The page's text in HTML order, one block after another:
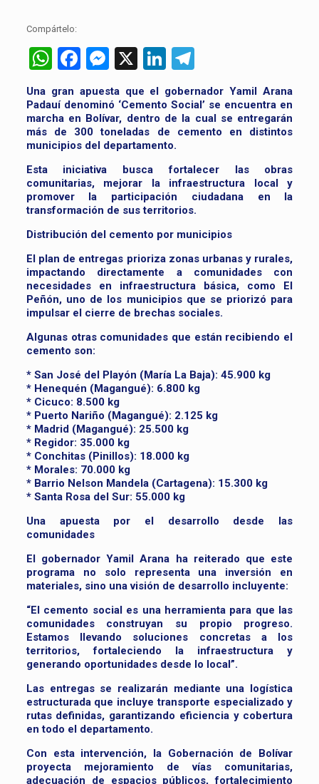
Compártelo:
WhatsApp
Facebook
Messenger
X LinkedIn
Telegram
Una gran apuesta que el gobernador Yamil Arana
Padauí denominó ‘Cemento Social’ se encuentra en
marcha en Bolívar, dentro de la cual se entregarán
más de 300 toneladas de cemento en distintos
municipios del departamento.
Esta iniciativa busca fortalecer las obras
comunitarias, mejorar la infraestructura local y
promover la participación ciudadana en la
transformación de sus territorios.
Distribución del cemento por municipios
El plan de entregas prioriza zonas urbanas y rurales,
impactando directamente a comunidades con
necesidades en infraestructura básica, como El
Peñón, uno de los municipios que se priorizó para
impulsar el cierre de brechas sociales.
Algunas otras comunidades que están recibiendo el
cemento son:
* San José del Playón (María La Baja): 45.900 kg
* Henequén (Magangué): 6.800 kg
* Cicuco: 8.500 kg
* Puerto Nariño (Magangué): 2.125 kg
* Madrid (Magangué): 25.500 kg
* Regidor: 35.000 kg
* Conchitas (Pinillos): 18.000 kg
* Morales: 70.000 kg
* Barrio Nelson Mandela (Cartagena): 15.300 kg
* Santa Rosa del Sur: 55.000 kg
Una apuesta por el desarrollo desde las
comunidades
El gobernador Yamil Arana ha reiterado que este
programa no solo representa una inversión en
materiales, sino una visión de desarrollo incluyente:
“El cemento social es una herramienta para que las
comunidades construyan su propio progreso.
Estamos llevando soluciones concretas a los
territorios, fortaleciendo la infraestructura y
generando oportunidades desde lo local”.
Las entregas se realizarán mediante una logística
estructurada que incluye transporte especializado y
rutas definidas, garantizando eficiencia y cobertura
en todo el departamento.
Con esta intervención, la Gobernación de Bolívar
proyecta mejoramiento de vías comunitarias,
adecuación de espacios públicos, fortalecimiento